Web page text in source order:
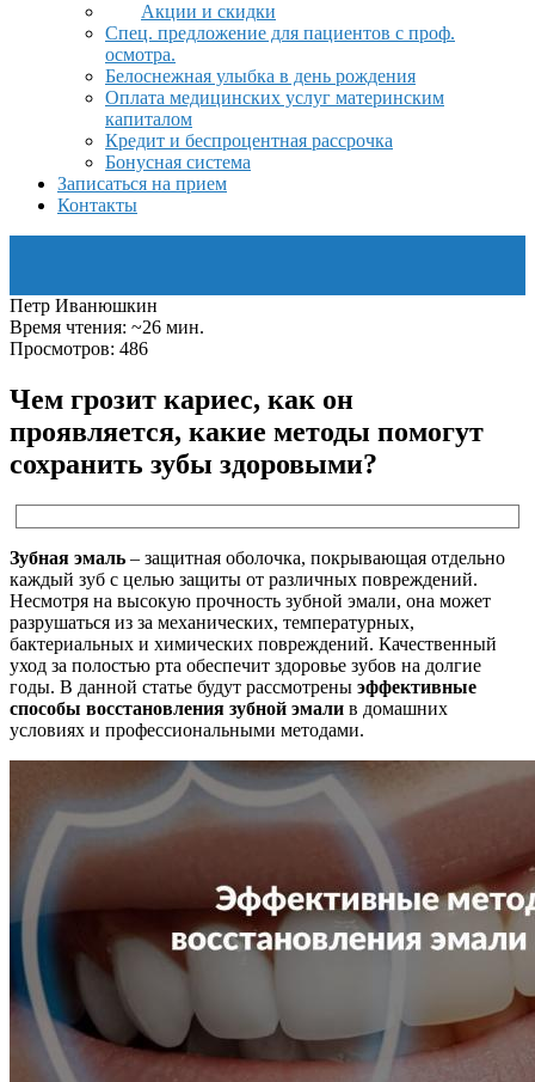
Акции и скидки
Спец. предложение для пациентов с проф.
осмотра.
Белоснежная улыбка в день рождения
Оплата медицинских услуг материнским
капиталом
Кредит и беспроцентная рассрочка
Бонусная система
Записаться на прием
Контакты
Петр Иванюшкин
Время чтения: ~26 мин.
Просмотров: 486
Чем грозит кариес, как он
проявляется, какие методы помогут
сохранить зубы здоровыми?
Зубная эмаль – защитная оболочка, покрывающая отдельно
каждый зуб с целью защиты от различных повреждений.
Несмотря на высокую прочность зубной эмали, она может
разрушаться из за механических, температурных,
бактериальных и химических повреждений. Качественный
уход за полостью рта обеспечит здоровье зубов на долгие
годы. В данной статье будут рассмотрены эффективные
способы восстановления зубной эмали в домашних
условиях и профессиональными методами.